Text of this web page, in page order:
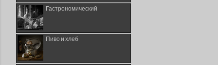
Гастрономический
Пиво и хлеб